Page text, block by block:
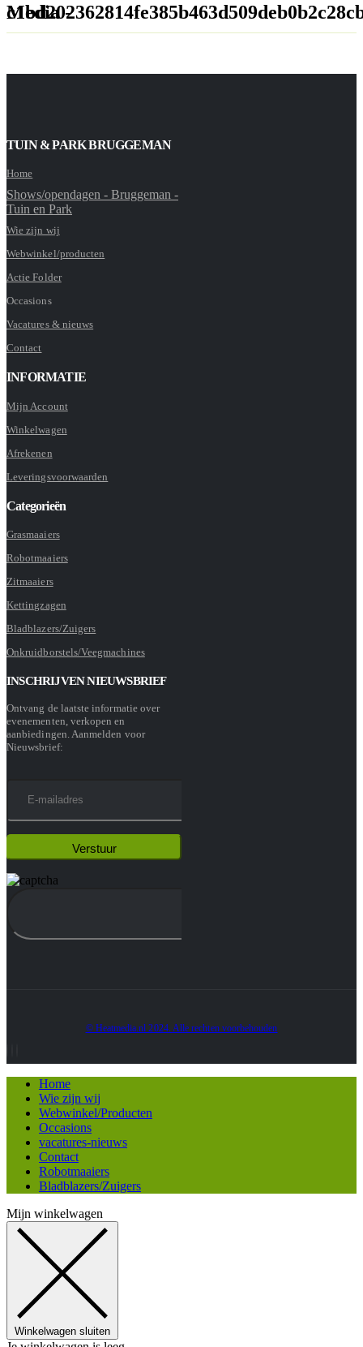
Media -
TUIN & PARK BRUGGEMAN
Home
Shows/opendagen - Bruggeman -
Tuin en Park
Wie zijn wij
Webwinkel/producten
Actie Folder
Occasions
Vacatures & nieuws
Contact
INFORMATIE
Mijn Account
Winkelwagen
Afrekenen
Leveringsvoorwaarden
Categorieën
Grasmaaiers
Robotmaaiers
Zitmaaiers
Kettingzagen
Bladblazers/Zuigers
Onkruidborstels/Veegmachines
INSCHRIJVEN NIEUWSBRIEF
Ontvang de laatste informatie over
evenementen, verkopen en
aanbiedingen. Aanmelden voor
Nieuwsbrief:
© Heatmedia.nl 2024. Alle rechten voorbehouden
Home
Wie zijn wij
Webwinkel/Producten
Occasions
vacatures-nieuws
Contact
Robotmaaiers
Bladblazers/Zuigers
Mijn winkelwagen
Winkelwagen sluiten